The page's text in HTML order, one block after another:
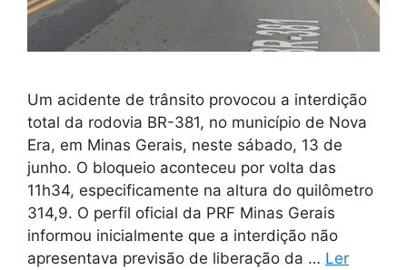
Um acidente de trânsito provocou a interdição
total da rodovia BR-381, no município de Nova
Era, em Minas Gerais, neste sábado, 13 de
junho. O bloqueio aconteceu por volta das
11h34, especificamente na altura do quilômetro
314,9. O perfil oficial da PRF Minas Gerais
informou inicialmente que a interdição não
apresentava previsão de liberação da … Ler